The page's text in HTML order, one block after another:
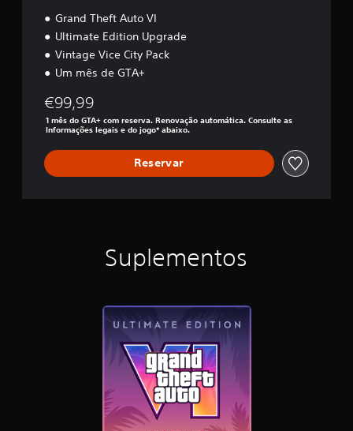
Grand Theft Auto VI
Ultimate Edition Upgrade
Vintage Vice City Pack
Um mês de GTA+
€99,99
1 mês do GTA+ com reserva. Renovação automática. Consulte as
Informações legais e do jogo* abaixo.
Reservar
Suplementos